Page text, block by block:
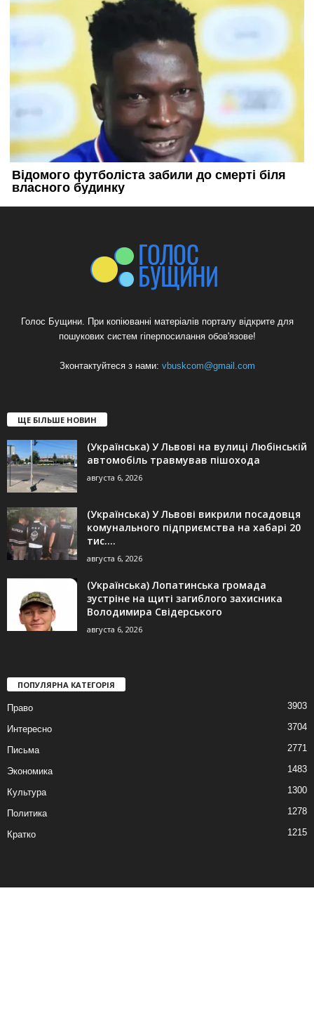
Голос Бущини. При копіюванні матеріалів порталу відкрите для
пошукових систем гіперпосилання обов'язове!
Зконтактуйтеся з нами: vbuskcom@gmail.com
ЩЕ БІЛЬШЕ НОВИН
(Українська) У Львові на вулиці Любінській
автомобіль травмував пішохода
августа 6, 2026
(Українська) У Львові викрили посадовця
комунального підприємства на хабарі 20
тис....
августа 6, 2026
(Українська) Лопатинська громада
зустріне на щиті загиблого захисника
Володимира Свідерського
августа 6, 2026
ПОПУЛЯРНА КАТЕГОРІЯ
Право 3903
Интересно 3704
Письма 2771
Экономика 1483
Культура 1300
Политика 1278
Кратко 1215